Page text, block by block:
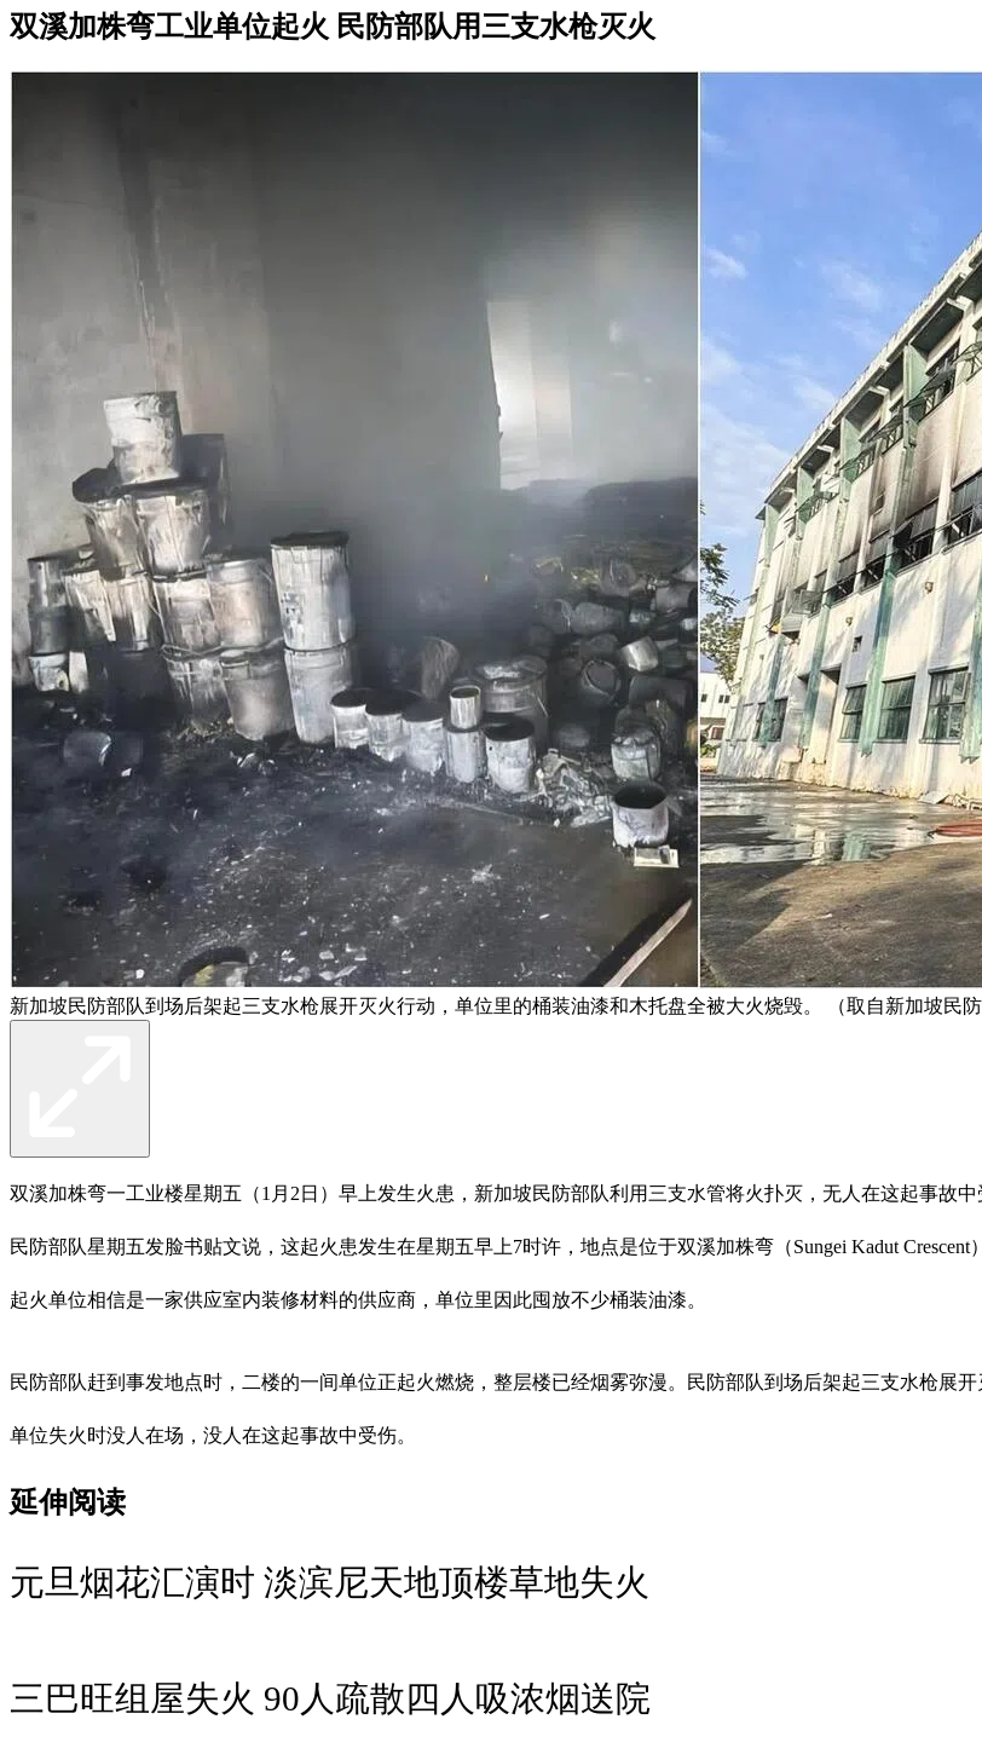
双溪加株弯工业单位起火 民防部队用三支水枪灭火
新加坡民防部队到场后架起三支水枪展开灭火行动，单位里的桶装油漆和木托盘全被大火烧毁。 （取自新加坡民防
双溪加株弯一工业楼星期五（1月2日）早上发生火患，新加坡民防部队利用三支水管将火扑灭，无人在这起事故中
民防部队星期五发脸书贴文说，这起火患发生在星期五早上7时许，地点是位于双溪加株弯（Sungei Kadut Crescent
起火单位相信是一家供应室内装修材料的供应商，单位里因此囤放不少桶装油漆。
民防部队赶到事发地点时，二楼的一间单位正起火燃烧，整层楼已经烟雾弥漫。民防部队到场后架起三支水枪展
单位失火时没人在场，没人在这起事故中受伤。
延伸阅读
元旦烟花汇演时 淡滨尼天地顶楼草地失火
三巴旺组屋失火 90人疏散四人吸浓烟送院